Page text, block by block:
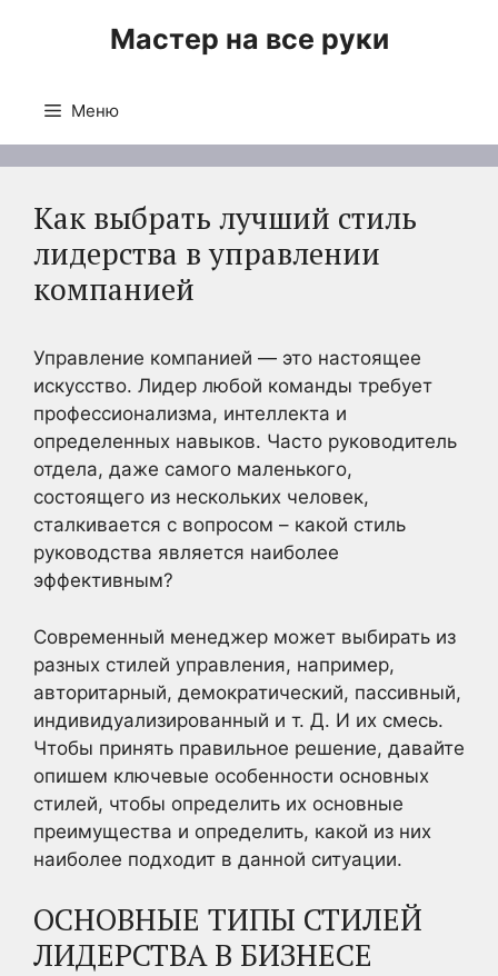
Мастер на все руки
Меню
Как выбрать лучший стиль
лидерства в управлении
компанией
Управление компанией — это настоящее
искусство. Лидер любой команды требует
профессионализма, интеллекта и
определенных навыков. Часто руководитель
отдела, даже самого маленького,
состоящего из нескольких человек,
сталкивается с вопросом – какой стиль
руководства является наиболее
эффективным?
Современный менеджер может выбирать из
разных стилей управления, например,
авторитарный, демократический, пассивный,
индивидуализированный и т. Д. И их смесь.
Чтобы принять правильное решение, давайте
опишем ключевые особенности основных
стилей, чтобы определить их основные
преимущества и определить, какой из них
наиболее подходит в данной ситуации.
ОСНОВНЫЕ ТИПЫ СТИЛЕЙ
ЛИДЕРСТВА В БИЗНЕСЕ